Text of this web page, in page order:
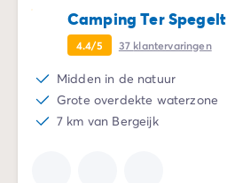
Camping Ter Spegelt
4.4/5 37 klantervaringen
Midden in de natuur
Grote overdekte waterzone
7 km van Bergeijk